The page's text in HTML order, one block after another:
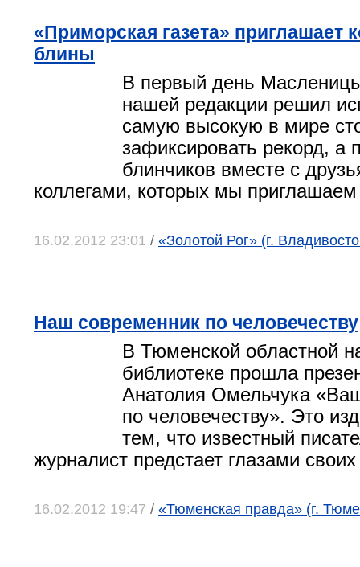
«Приморская газета» приглашает
блины
В первый день
нашей редакции решил
самую высокую в мире
зафиксировать рекорд, а
блинчиков вместе с
коллегами, которых мы
16.02.2012 23:01 / «Золотой Рог» (г.
Наш современник по человечеству
В Тюменской областной
библиотеке прошла
Анатолия Омельчука
по человечеству». Это
тем, что известный
журналист предстает глазами своих
16.02.2012 19:47 / «Тюменская правда» (г.